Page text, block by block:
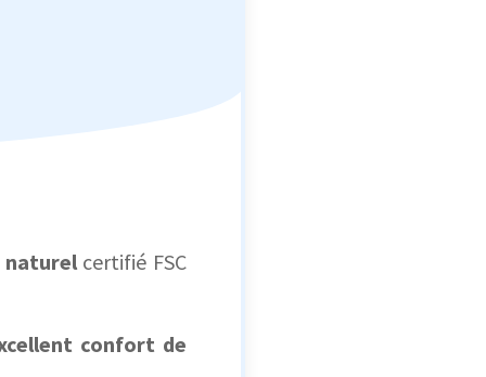
naturelcertifié FSC
confort de